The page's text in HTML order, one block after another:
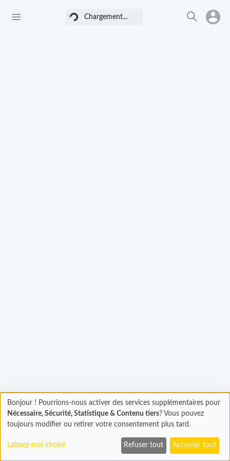
Chargement... Chargement...
Chargement
En cours...
Bonjour ! Pourrions-nous activer des services supplémentaires pour
Nécessaire, Sécurité, Statistique & Contenu tiers? Vous pouvez
toujours modifier ou retirer votre consentement plus tard.
Laissez-moi choisir Refuser tout Accepter tout